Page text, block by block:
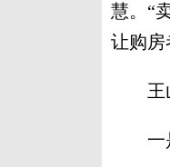
慧。“
让购房
王山
一是